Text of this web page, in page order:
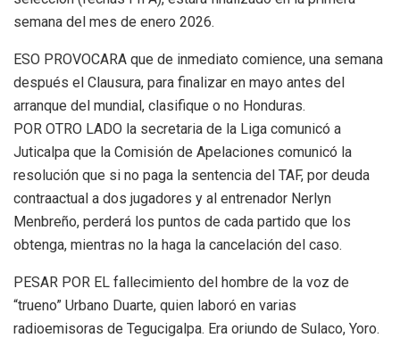
semana del mes de enero 2026.
ESO PROVOCARA que de inmediato comience, una semana
después el Clausura, para finalizar en mayo antes del
arranque del mundial, clasifique o no Honduras.
POR OTRO LADO la secretaria de la Liga comunicó a
Juticalpa que la Comisión de Apelaciones comunicó la
resolución que si no paga la sentencia del TAF, por deuda
contraactual a dos jugadores y al entrenador Nerlyn
Menbreño, perderá los puntos de cada partido que los
obtenga, mientras no la haga la cancelación del caso.
PESAR POR EL fallecimiento del hombre de la voz de
“trueno” Urbano Duarte, quien laboró en varias
radioemisoras de Tegucigalpa. Era oriundo de Sulaco, Yoro.